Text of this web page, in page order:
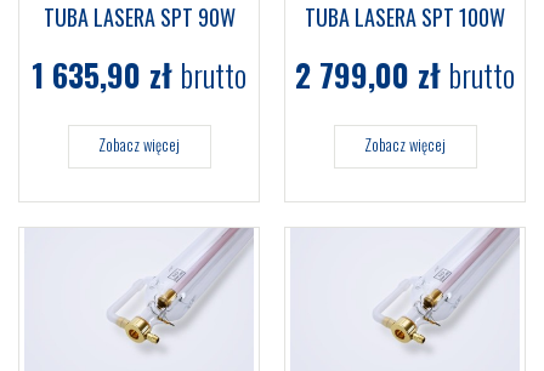
TUBA LASERA SPT 90W
1 635,90 zł brutto
Zobacz więcej
TUBA LASERA SPT 100W
2 799,00 zł brutto
Zobacz więcej